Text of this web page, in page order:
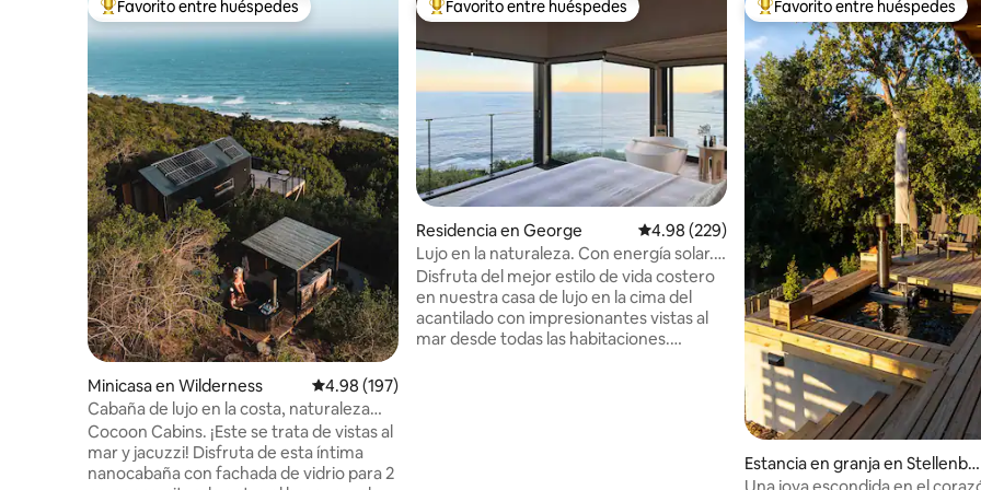
De los mejores en Favorito entre huéspedes
Favorito entre huéspedes
Minicasa en Wilderness Calificación promedio: 4.98 de 5; 197 evaluaciones
4.98 (197)
Cabaña de lujo en la costa, naturaleza
salvaje
Cocoon Cabins. ¡Este se trata de vistas al
mar y jacuzzi! Disfruta de esta íntima
nanocabaña con fachada de vidrio para 2
De los mejores en Favorito entre huéspedes
Favorito entre huéspedes
Residencia en George Calificación promedio: 4.98 de 5; 229
4.98 (229)
Lujo en la naturaleza. Con energía solar.
Vistas infinitas al mar.
Disfruta del mejor estilo de vida costero
en nuestra casa de lujo en la cima del
acantilado con impresionantes vistas al
mar desde todas las habitaciones.
De los mejores en Favorito
Favorito entre huéspedes
Estancia en granja en Stellenbo
sch